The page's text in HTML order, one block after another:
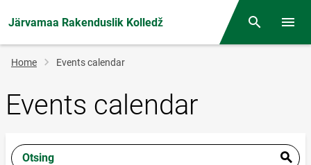
Järvamaa Rakenduslik Kolledž Otsing
Breadcrumb
Home Events calendar
Events calendar
Otsing